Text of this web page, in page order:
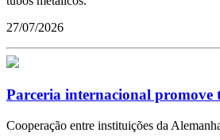
27/07/2026
Parceria internacional promove
Cooperação entre instituições da